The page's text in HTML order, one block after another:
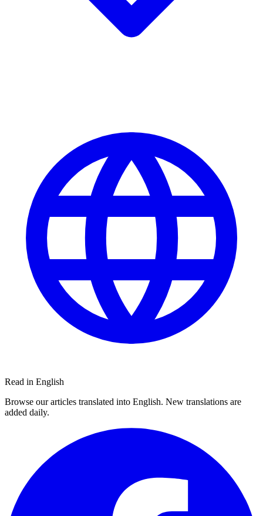
Read in English
Browse our articles translated into English. New translations are
added daily.